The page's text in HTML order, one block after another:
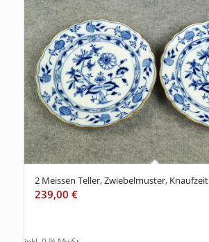
2 Meissen Teller, Zwiebelmuster, Knaufzeit
239,00 €